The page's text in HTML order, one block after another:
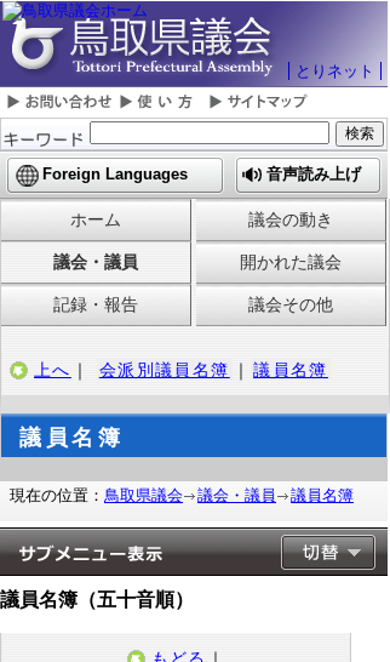
とりネット
Foreign Languages 音声読み上げ
ホーム 議会の動き
議会・議員 開かれた議会
記録・報告 議会その他
上へ ｜ 会派別議員名簿 ｜ 議員名簿
議員名簿
現在の位置： 鳥取県議会 議会・議員 議員名簿
議員名簿（五十音順）